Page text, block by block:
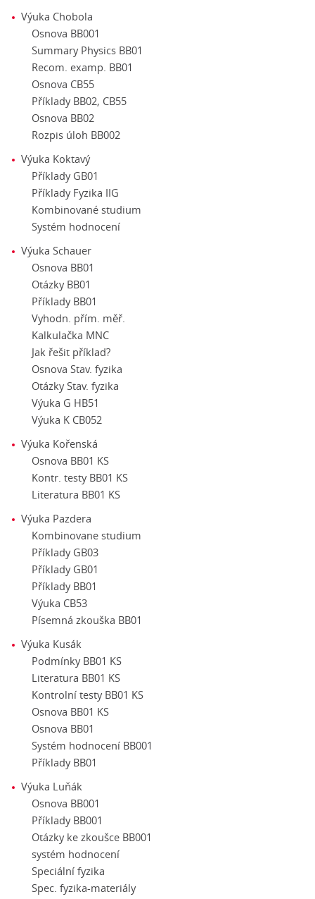
Výuka Chobola
Osnova BB001
Summary Physics BB01
Recom. examp. BB01
Osnova CB55
Příklady BB02, CB55
Osnova BB02
Rozpis úloh BB002
Výuka Koktavý
Příklady GB01
Příklady Fyzika IIG
Kombinované studium
Systém hodnocení
Výuka Schauer
Osnova BB01
Otázky BB01
Příklady BB01
Vyhodn. přím. měř.
Kalkulačka MNC
Jak řešit příklad?
Osnova Stav. fyzika
Otázky Stav. fyzika
Výuka G HB51
Výuka K CB052
Výuka Kořenská
Osnova BB01 KS
Kontr. testy BB01 KS
Literatura BB01 KS
Výuka Pazdera
Kombinovane studium
Příklady GB03
Příklady GB01
Příklady BB01
Výuka CB53
Písemná zkouška BB01
Výuka Kusák
Podmínky BB01 KS
Literatura BB01 KS
Kontrolní testy BB01 KS
Osnova BB01 KS
Osnova BB01
Systém hodnocení BB001
Příklady BB01
Výuka Luňák
Osnova BB001
Příklady BB001
Otázky ke zkoušce BB001
systém hodnocení
Speciální fyzika
Spec. fyzika-materiály